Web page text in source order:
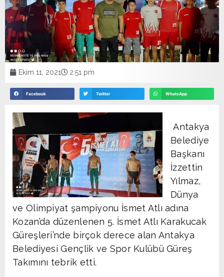
Ekim 11, 2021 2:51 pm
Facebook Twitter WhatsApp
Antakya
Belediye
Başkanı
İzzettin
Yılmaz,
Dünya
ve Olimpiyat şampiyonu İsmet Atlı adına
Kozan’da düzenlenen 5. İsmet Atlı Karakucak
Güreşleri’nde birçok derece alan Antakya
Belediyesi Gençlik ve Spor Kulübü Güreş
Takımını tebrik etti.